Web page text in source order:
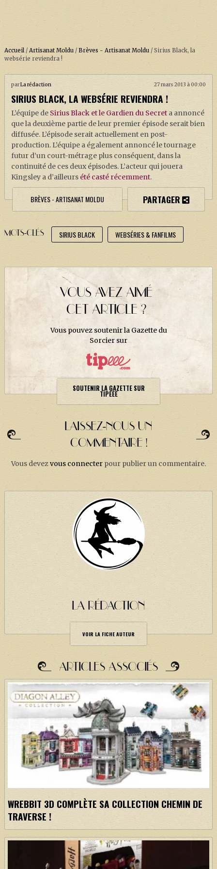
ACCUEIL
À PROPOS
SOUTENEZ-NOUS !
LA SÉRIE HARRY POTTER (REBOOT)
HARRY POTTER : LIVRES
BIOPICS DE HARRY POTTER
LES ANIMAUX FANTASTIQUES
J. K. ROWLING
ARTISANAT MOLDU
LES GRANDS ARTICLES DE LA GAZETTE
Accueil/ Artisanat Moldu/ Brèves - Artisanat Moldu/ Sirius Black, la
websérie reviendra !
parLa rédaction 27 mars 2013 à 00:00
SIRIUS BLACK, LA WEBSÉRIE REVIENDRA !
L’équipe de Sirius Black et le Gardien du Secreta annoncé
que la deuxième partie de leur premier épisode serait bien
diffusée. L’épisode serait actuellement en post-
production. L’équipe a également annoncé le tournage
futur d’un court-métrage plus conséquent, dans la
continuité de ces deux épisodes. L’acteur qui jouera
Kingsley a d’ailleurs été casté récemment.
BRÈVES - ARTISANAT MOLDU PARTAGER
MOTS-CLÉS SIRIUS BLACK WEBSÉRIES & FANFILMS
VOUS AVEZ AIMÉ
CET ARTICLE ?
Vous pouvez soutenir la Gazette du
Sorcier sur
SOUTENIR LA GAZETTE SUR
TIPEEE
LAISSEZ-NOUS UN
COMMENTAIRE !
Vous devezvous connecter pour publier un commentaire.
LA RÉDACTION
VOIR LA FICHE AUTEUR
ARTICLES ASSOCIÉS
WREBBIT 3D COMPLÈTE SA COLLECTION CHEMIN DE
TRAVERSE !